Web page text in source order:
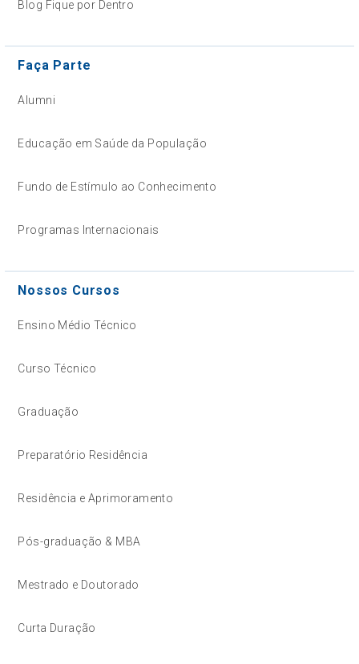
Blog Fique por Dentro
Faça Parte
Alumni
Educação em Saúde da População
Fundo de Estímulo ao Conhecimento
Programas Internacionais
Nossos Cursos
Ensino Médio Técnico
Curso Técnico
Graduação
Preparatório Residência
Residência e Aprimoramento
Pós-graduação & MBA
Mestrado e Doutorado
Curta Duração